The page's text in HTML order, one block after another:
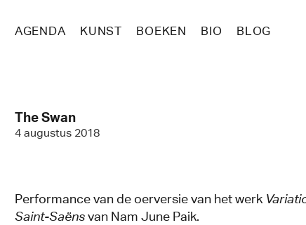
AGENDA KUNST BOEKEN BIO BLOG
The Swan
4 augustus 2018
Performance van de oerversie van het werk
Saint-Saënsvan Nam June Paik.